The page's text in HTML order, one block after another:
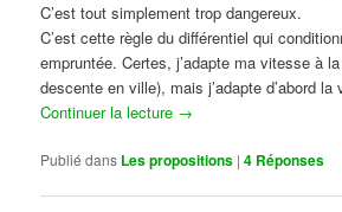
C’est tout simplement trop dangereux.
C’est cette règle du différentiel qui
empruntée. Certes, j’adapte ma vitesse à
descente en ville), mais j’adapte d’abord
Continuer la lecture →
Publié dans Les propositions |4 Réponses